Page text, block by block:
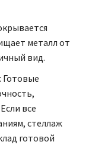
металл от
вид.
Готовые
все
стеллаж
готовой